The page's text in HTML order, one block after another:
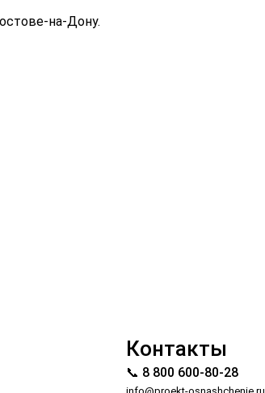
на-Дону.
Контакты
📞 8 800 600-80-28